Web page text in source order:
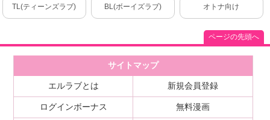
TL(ティーンズラブ) BL(ボーイズラブ) オトナ向け
ページの先頭へ
サイトマップ
エルラブとは 新規会員登録
ログインボーナス 無料漫画